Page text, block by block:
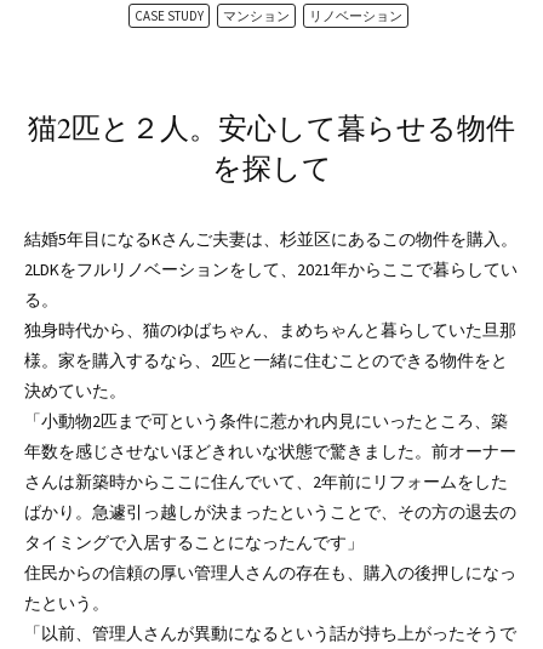
CASE STUDY マンション リノベーション
猫2匹と２人。安心して暮らせる物件
を探して
結婚5年目になるKさんご夫妻は、杉並区にあるこの物件を購入。
2LDKをフルリノベーションをして、2021年からここで暮らしてい
る。
独身時代から、猫のゆばちゃん、まめちゃんと暮らしていた旦那
様。家を購入するなら、2匹と一緒に住むことのできる物件をと
決めていた。
「小動物2匹まで可という条件に惹かれ内見にいったところ、築
年数を感じさせないほどきれいな状態で驚きました。前オーナー
さんは新築時からここに住んでいて、2年前にリフォームをした
ばかり。急遽引っ越しが決まったということで、その方の退去の
タイミングで入居することになったんです」
住民からの信頼の厚い管理人さんの存在も、購入の後押しになっ
たという。
「以前、管理人さんが異動になるという話が持ち上がったそうで